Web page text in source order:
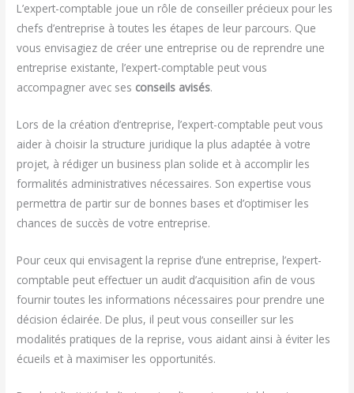
L’expert-comptable joue un rôle de conseiller précieux pour les
chefs d’entreprise à toutes les étapes de leur parcours. Que
vous envisagiez de créer une entreprise ou de reprendre une
entreprise existante, l’expert-comptable peut vous
accompagner avec ses conseils avisés.
Lors de la création d’entreprise, l’expert-comptable peut vous
aider à choisir la structure juridique la plus adaptée à votre
projet, à rédiger un business plan solide et à accomplir les
formalités administratives nécessaires. Son expertise vous
permettra de partir sur de bonnes bases et d’optimiser les
chances de succès de votre entreprise.
Pour ceux qui envisagent la reprise d’une entreprise, l’expert-
comptable peut effectuer un audit d’acquisition afin de vous
fournir toutes les informations nécessaires pour prendre une
décision éclairée. De plus, il peut vous conseiller sur les
modalités pratiques de la reprise, vous aidant ainsi à éviter les
écueils et à maximiser les opportunités.